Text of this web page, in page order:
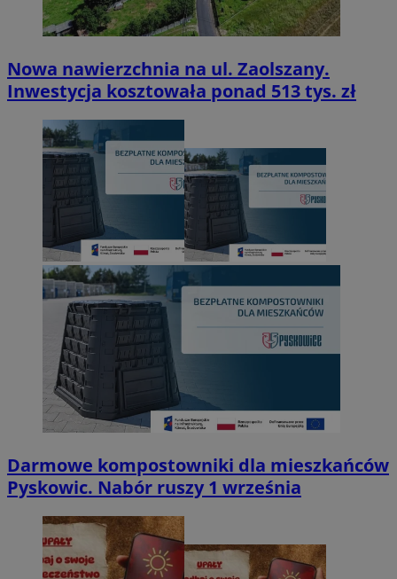
Nowa nawierzchnia na ul. Zaolszany.
Inwestycja kosztowała ponad 513 tys. zł
Darmowe kompostowniki dla mieszkańców
Pyskowic. Nabór ruszy 1 września